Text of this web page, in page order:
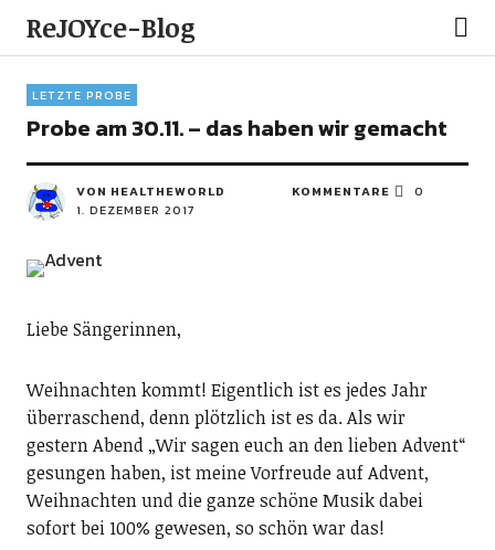
ReJOYce-Blog
LETZTE PROBE
Probe am 30.11. – das haben wir gemacht
VON HEALTHEWORLD
1. DEZEMBER 2017
KOMMENTARE 0
Liebe Sängerinnen,
Weihnachten kommt! Eigentlich ist es jedes Jahr
überraschend, denn plötzlich ist es da. Als wir
gestern Abend „Wir sagen euch an den lieben Advent“
gesungen haben, ist meine Vorfreude auf Advent,
Weihnachten und die ganze schöne Musik dabei
sofort bei 100% gewesen, so schön war das!